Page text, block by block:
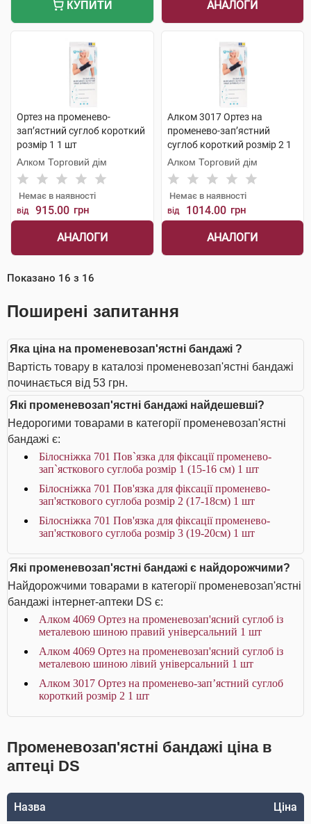
КУПИТИ АНАЛОГИ
Ортез на променево-
зап’ястний суглоб короткий
розмір 1 1 шт
Алком Торговий дім
Немає в наявності
від 915.00 грн
АНАЛОГИ
Алком 3017 Ортез на
променево-зап’ястний
суглоб короткий розмір 2 1
шт
Алком Торговий дім
Немає в наявності
від 1014.00 грн
АНАЛОГИ
Показано 16 з 16
Поширені запитання
Яка ціна на променевозап'ястні бандажі ?
Вартість товару в каталозі променевозап'ястні бандажі
починається від 53 грн.
Які променевозап'ястні бандажі найдешевші?
Недорогими товарами в категорії променевозап'ястні
бандажі є:
Білосніжка 701 Пов`язка для фіксації променево-
зап`ясткового суглоба розмір 1 (15-16 см) 1 шт
Білосніжка 701 Пов'язка для фіксації променево-
зап'ясткового суглоба розмір 2 (17-18см) 1 шт
Білосніжка 701 Пов'язка для фіксації променево-
зап'ясткового суглоба розмір 3 (19-20см) 1 шт
Які променевозап'ястні бандажі є найдорожчими?
Найдорожчими товарами в категорії променевозап'ястні
бандажі інтернет-аптеки DS є:
Алком 4069 Ортез на променевозап'ясний суглоб із
металевою шиною правий універсальний 1 шт
Алком 4069 Ортез на променевозап'ясний суглоб із
металевою шиною лівий універсальний 1 шт
Алком 3017 Ортез на променево-зап’ястний суглоб
короткий розмір 2 1 шт
Променевозап'ястні бандажі ціна в
аптеці DS
Назва Ціна